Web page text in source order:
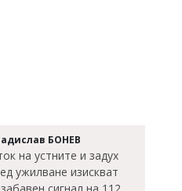
БОНЕВ
на устните и задух
ужилване изискват
сигнал на 112